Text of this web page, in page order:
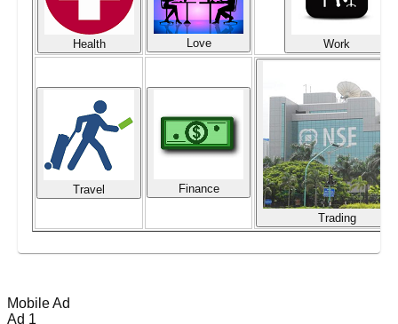
Health Love Work
Travel Finance
Trading
Mobile Ad
Ad 1